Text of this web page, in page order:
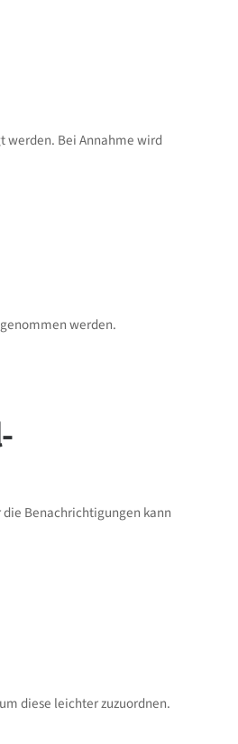
werden. Bei Annahme wird
werden.
Benachrichtigungen kann
diese leichter zuzuordnen.